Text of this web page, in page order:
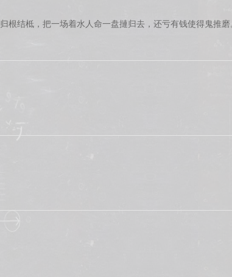
根结柢，把一场着水人命一盘摙归去，还亏有钱使得鬼推磨